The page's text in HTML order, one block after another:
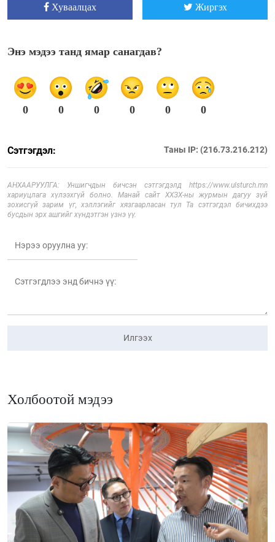
Хуваалцах Жиргэх
Энэ мэдээ танд ямар санагдав?
0 0 0 0 0 0
Сэтгэгдэл: Таны IP: (216.73.216.212)
АНХААРУУЛГА: Уншигчдын бичсэн сэтгэгдэлд https://www.ulsturch.mn
хариуцлага хүлээхгүй болно. Манай сайт ХХЗХ-ны журмын дагуу зүй
зохисгүй зарим үг, хэллэгийг хязгаарласан тул Та сэтгэгдэл бичихдээ
бусдын эрх ашгийг хүндэтгэн үзнэ үү.
Илгээх
Холбоотой мэдээ